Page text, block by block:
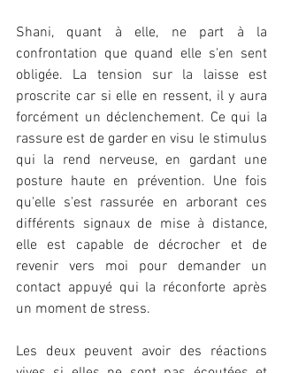
Shani, quant à elle, ne part à la
confrontation que quand elle s'en sent
obligée. La tension sur la laisse est
proscrite car si elle en ressent, il y aura
forcément un déclenchement. Ce qui la
rassure est de garder en visu le stimulus
qui la rend nerveuse, en gardant une
posture haute en prévention. Une fois
qu'elle s'est rassurée en arborant ces
différents signaux de mise à distance,
elle est capable de décrocher et de
revenir vers moi pour demander un
contact appuyé qui la réconforte après
un moment de stress.
Les deux peuvent avoir des réactions